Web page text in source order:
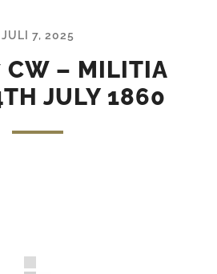
JULI 7, 2025
CW – MILITIA
JULY 1860